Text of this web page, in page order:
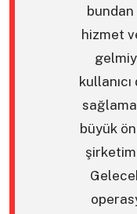
hizmet
büyük